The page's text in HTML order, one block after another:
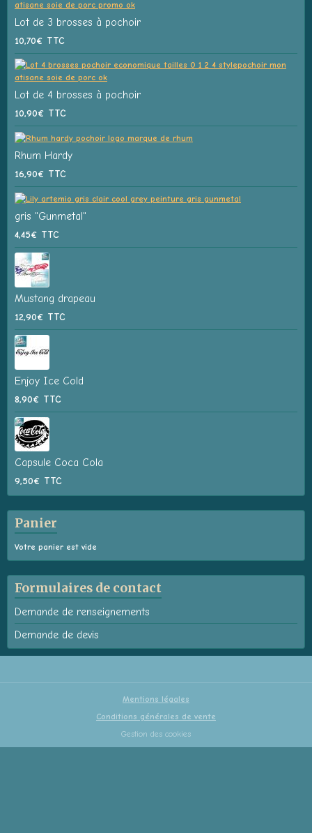
Lot de 3 brosses à pochoir
10,70€ TTC
Lot de 4 brosses à pochoir
10,90€ TTC
Rhum Hardy
16,90€ TTC
gris "Gunmetal"
4,45€ TTC
Mustang drapeau
12,90€ TTC
Enjoy Ice Cold
8,90€ TTC
Capsule Coca Cola
9,50€ TTC
Panier
Votre panier est vide
Formulaires de contact
Demande de renseignements
Demande de devis
Mentions légales
Conditions générales de vente
Gestion des cookies